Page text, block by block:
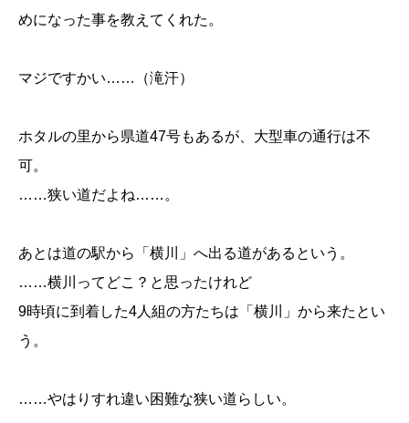
めになった事を教えてくれた。
マジですかい……（滝汗）
ホタルの里から県道47号もあるが、大型車の通行は不
可。
……狭い道だよね……。
あとは道の駅から「横川」へ出る道があるという。
……横川ってどこ？と思ったけれど
9時頃に到着した4人組の方たちは「横川」から来たとい
う。
……やはりすれ違い困難な狭い道らしい。